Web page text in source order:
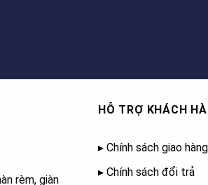
rèm, giàn
HỖ TRỢ KHÁCH
▸ Chính sách giao hàng
▸ Chính sách đổi trả